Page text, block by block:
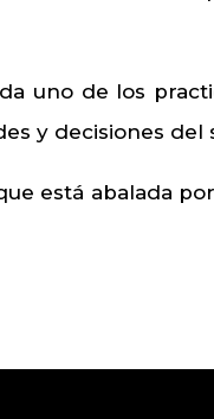
uno de los
y decisiones del
está abalada